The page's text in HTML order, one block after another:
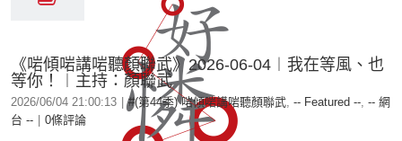
《啱傾啱講啱聽顏聯武》2026-06-04︱我在等風、也
等你！︱主持：顏聯武
2026/06/04 21:00:13 #(第44季) 啱傾啱講啱聽顏聯武, -- Featured --, -- 網
台 --
0條評論